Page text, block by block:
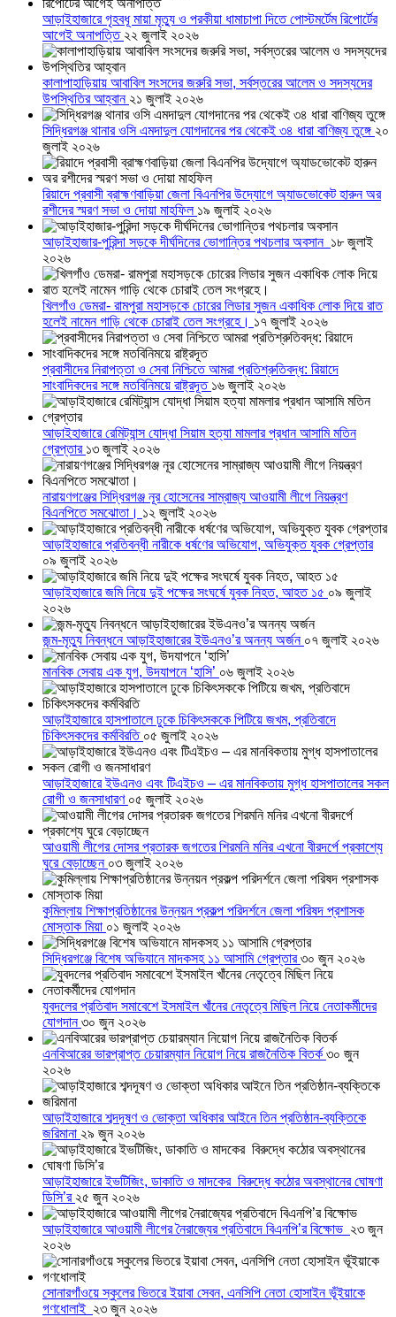
আড়াইহাজারে গৃহবধূ মায়া মৃত্যু ও পরকীয়া ধামাচাপা দিতে পোস্টমর্টেম রিপোর্টের
আগেই অনাপত্তি ২২ জুলাই ২০২৬
কালাপাহাড়িয়ায় আবাবিল সংসদের জরুরি সভা, সর্বস্তরের আলেম ও সদস্যদের
উপস্থিতির আহ্বান ২১ জুলাই ২০২৬
সিদ্ধিরগঞ্জ থানার ওসি এমদাদুল যোগদানের পর থেকেই ৩৪ ধারা বাণিজ্য তুঙ্গে ২০
জুলাই ২০২৬
রিয়াদে প্রবাসী ব্রাহ্মণবাড়িয়া জেলা বিএনপির উদ্যোগে অ্যাডভোকেট হারুন অর
রশীদের স্মরণ সভা ও দোয়া মাহফিল ১৯ জুলাই ২০২৬
আড়াইহাজার-পুরিন্দা সড়কে দীর্ঘদিনের ভোগান্তির পথচলার অবসান ১৮ জুলাই
২০২৬
খিলগাঁও ডেমরা- রামপুরা মহাসড়কে চোরের লিডার সুজন একাধিক লোক দিয়ে রাত
হলেই নামেন গাড়ি থেকে চোরাই তেল সংগ্রহে। ১৭ জুলাই ২০২৬
প্রবাসীদের নিরাপত্তা ও সেবা নিশ্চিতে আমরা প্রতিশ্রুতিবদ্ধ: রিয়াদে
সাংবাদিকদের সঙ্গে মতবিনিময়ে রাষ্ট্রদূত ১৬ জুলাই ২০২৬
আড়াইহাজারে রেমিট্যান্স যোদ্ধা সিয়াম হত্যা মামলার প্রধান আসামি মতিন
গ্রেপ্তার ১৩ জুলাই ২০২৬
নারায়ণগঞ্জের সিদ্ধিরগঞ্জ নূর হোসেনের সাম্রাজ্য আওয়ামী লীগে নিয়ন্ত্রণ
বিএনপিতে সমঝোতা। ১২ জুলাই ২০২৬
আড়াইহাজারে প্রতিবন্ধী নারীকে ধর্ষণের অভিযোগ, অভিযুক্ত যুবক গ্রেপ্তার
০৯ জুলাই ২০২৬
আড়াইহাজারে জমি নিয়ে দুই পক্ষের সংঘর্ষে যুবক নিহত, আহত ১৫ ০৯ জুলাই
২০২৬
জন্ম-মৃত্যু নিবন্ধনে আড়াইহাজারের ইউএনও’র অনন্য অর্জন ০৭ জুলাই ২০২৬
মানবিক সেবায় এক যুগ, উদযাপনে ‘হাসি’ ০৬ জুলাই ২০২৬
আড়াইহাজারে হাসপাতালে ঢুকে চিকিৎসককে পিটিয়ে জখম, প্রতিবাদে
চিকিৎসকদের কর্মবিরতি ০৫ জুলাই ২০২৬
আড়াইহাজারে ইউএনও এবং টিএইচও – এর মানবিকতায় মুগ্ধ হাসপাতালের সকল
রোগী ও জনসাধারণ ০৫ জুলাই ২০২৬
আওয়ামী লীগের দোসর প্রতারক জগতের শিরমনি মনির এখনো বীরদর্পে প্রকাশ্যে
ঘুরে বেড়াচ্ছেন ০৩ জুলাই ২০২৬
কুমিল্লায় শিক্ষাপ্রতিষ্ঠানের উন্নয়ন প্রকল্প পরিদর্শনে জেলা পরিষদ প্রশাসক
মোস্তাক মিয়া ০১ জুলাই ২০২৬
সিদ্ধিরগঞ্জে বিশেষ অভিযানে মাদকসহ ১১ আসামি গ্রেপ্তার৩০ জুন ২০২৬
যুবদলের প্রতিবাদ সমাবেশে ইসমাইল খাঁনের নেতৃত্বে মিছিল নিয়ে নেতাকর্মীদের
যোগদান৩০ জুন ২০২৬
এনবিআরের ভারপ্রাপ্ত চেয়ারম্যান নিয়োগ নিয়ে রাজনৈতিক বিতর্ক ৩০ জুন
২০২৬
আড়াইহাজারে শব্দদূষণ ও ভোক্তা অধিকার আইনে তিন প্রতিষ্ঠান-ব্যক্তিকে
জরিমানা ২৯ জুন ২০২৬
আড়াইহাজারে ইভটিজিং, ডাকাতি ও মাদকের বিরুদ্ধে কঠোর অবস্থানের ঘোষণা
ডিসি’র ২৫ জুন ২০২৬
আড়াইহাজারে আওয়ামী লীগের নৈরাজ্যের প্রতিবাদে বিএনপি’র বিক্ষোভ ২৩ জুন
২০২৬
সোনারগাঁওয়ে স্কুলের ভিতরে ইয়াবা সেবন, এনসিপি নেতা হোসাইন ভূঁইয়াকে
গণধোলাই ২৩ জুন ২০২৬